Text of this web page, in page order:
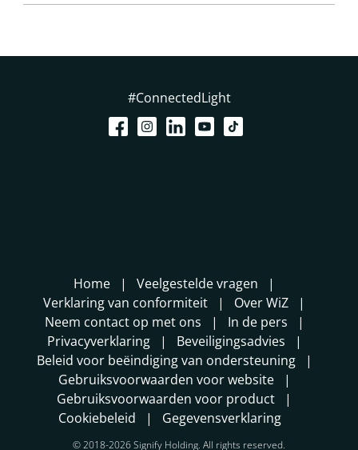
#ConnectedLight
Home
Veelgestelde vragen
Verklaring van conformiteit
Over WiZ
Neem contact op met ons
In de pers
Privacyverklaring
Beveiligingsadvies
Beleid voor beëindiging van ondersteuning
Gebruiksvoorwaarden voor website
Gebruiksvoorwaarden voor product
Cookiebeleid
Gegevensverklaring
© 2018-2026 Signify Holding. All rights reserved.